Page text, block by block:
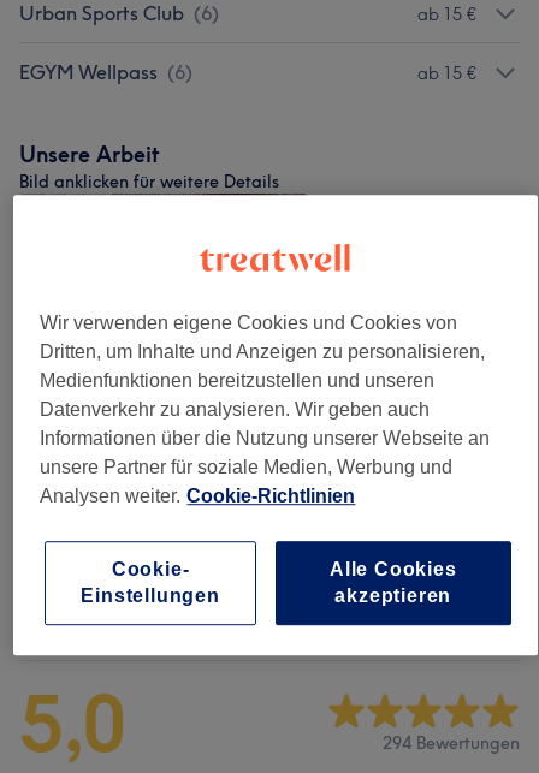
Urban Sports Club (6) ab 15 €
EGYM Wellpass (6) ab 15 €
Unsere Arbeit
Bild anklicken für weitere Details
Salonbewertungen
5,0 294 Bewertungen
Wir verwenden eigene Cookies und Cookies von
Dritten, um Inhalte und Anzeigen zu personalisieren,
Medienfunktionen bereitzustellen und unseren
Datenverkehr zu analysieren. Wir geben auch
Informationen über die Nutzung unserer Webseite an
unsere Partner für soziale Medien, Werbung und
Analysen weiter. Cookie-Richtlinien
Cookie-
Einstellungen
Alle Cookies
akzeptieren